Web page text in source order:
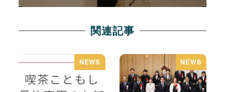
関連記事
NEWS NEWS